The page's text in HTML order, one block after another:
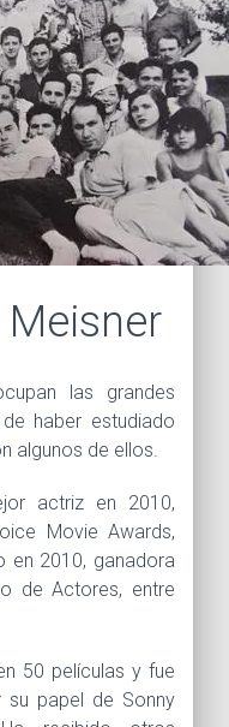
las grandes
haber estudiado
algunos de ellos.
actriz en 2010,
Movie Awards,
en 2010, ganadora
de Actores, entre
50 películas y fue
su papel de Sonny